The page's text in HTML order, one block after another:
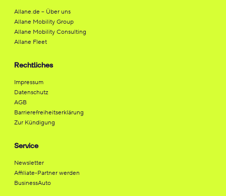
Allane.de – Über uns
Allane Mobility Group
Allane Mobility Consulting
Allane Fleet
Rechtliches
Impressum
Datenschutz
AGB
Barrierefreiheitserklärung
Zur Kündigung
Service
Newsletter
Affiliate-Partner werden
BusinessAuto